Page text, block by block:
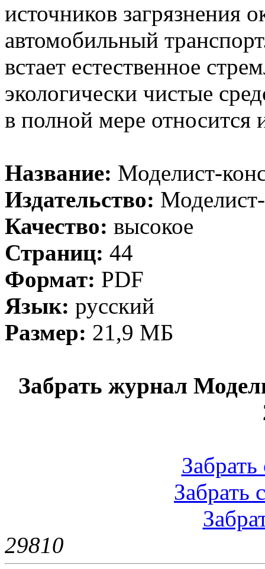
источников загрязнения
автомобильный
встает естественное
экологически чистые
в полной мере относится
Название: Моделист-
Издательство:
Качество: высокое
Страниц: 44
Формат: PDF
Язык: русский
Размер: 21,9 МБ
Забрать журнал
Забрать
29810